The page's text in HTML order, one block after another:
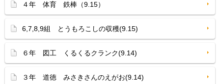
４年 体育 鉄棒（9.15）
6,7,8,9組 とうもろこしの収穫(9.15)
６年 図工 くるくるクランク(9.14)
３年 道徳 みさきさんのえがお(9.14)